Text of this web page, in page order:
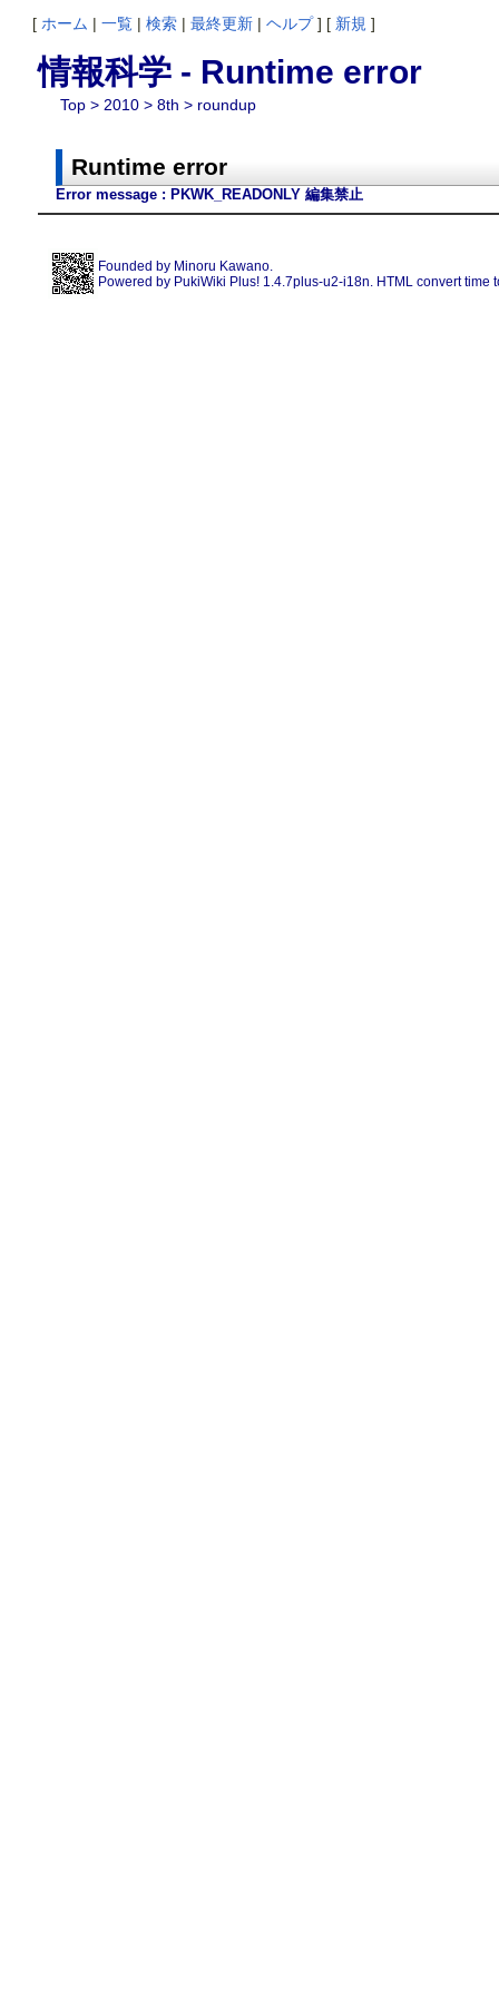
[ ホーム | 一覧 | 検索 | 最終更新 | ヘルプ] [ 新規 ]
情報科学 - Runtime error
Top> 2010> 8th > roundup
Runtime error
Error message : PKWK_READONLY 編集禁止
Founded by Minoru Kawano.
Powered by PukiWiki Plus! 1.4.7plus-u2-i18n. HTML convert time